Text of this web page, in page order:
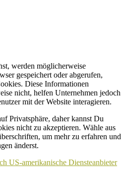
werden möglicherweise
gespeichert oder abgerufen,
Diese Informationen
nicht, helfen Unternehmen jedoch
mit der Website interagieren.
Privatsphäre, daher kannst Du
nicht zu akzeptieren. Wähle aus
um mehr zu erfahren und
änderst.
US-amerikanische Diensteanbieter